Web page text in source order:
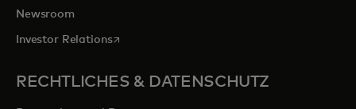
Newsroom
Investor Relationswird in einer neuen Registerkarte geöffnet
RECHTLICHES & DATENSCHUTZ